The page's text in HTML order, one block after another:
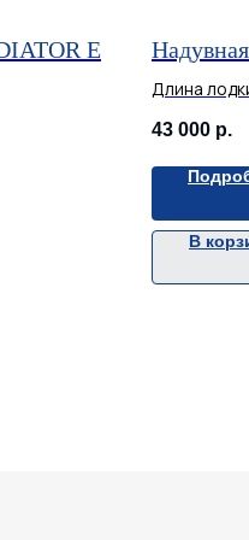
E
15
Длина
Макс.
Диаметр
43 000 р.
В